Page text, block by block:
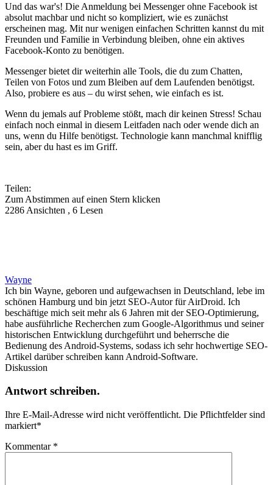
Und das war's! Die Anmeldung bei Messenger ohne Facebook ist
absolut machbar und nicht so kompliziert, wie es zunächst
erscheinen mag. Mit nur wenigen einfachen Schritten kannst du mit
Freunden und Familie in Verbindung bleiben, ohne ein aktives
Facebook-Konto zu benötigen.
Messenger bietet dir weiterhin alle Tools, die du zum Chatten,
Teilen von Fotos und zum Bleiben auf dem Laufenden benötigst.
Also, probiere es aus – du wirst sehen, wie einfach es ist.
Wenn du jemals auf Probleme stößt, mach dir keinen Stress! Schau
einfach noch einmal in diesem Leitfaden nach oder wende dich an
uns, wenn du Hilfe benötigst. Technologie kann manchmal knifflig
sein, aber du hast es im Griff.
Teilen:
Zum Abstimmen auf einen Stern klicken
2286 Ansichten , 6 Lesen
Wayne
Ich bin Wayne, geboren und aufgewachsen in Deutschland, lebe im
schönen Hamburg und bin jetzt SEO-Autor für AirDroid. Ich
beschäftige mich seit mehr als 6 Jahren mit der SEO-Optimierung,
habe ausführliche Recherchen zum Google-Algorithmus und seiner
historischen Entwicklung durchgeführt und beherrsche die
Bedienung des Android-Systems, sodass ich sehr hochwertige SEO-
Artikel darüber schreiben kann Android-Software.
Diskussion
Antwort schreiben.
Ihre E-Mail-Adresse wird nicht veröffentlicht. Die Pflichtfelder sind
markiert*
Kommentar *